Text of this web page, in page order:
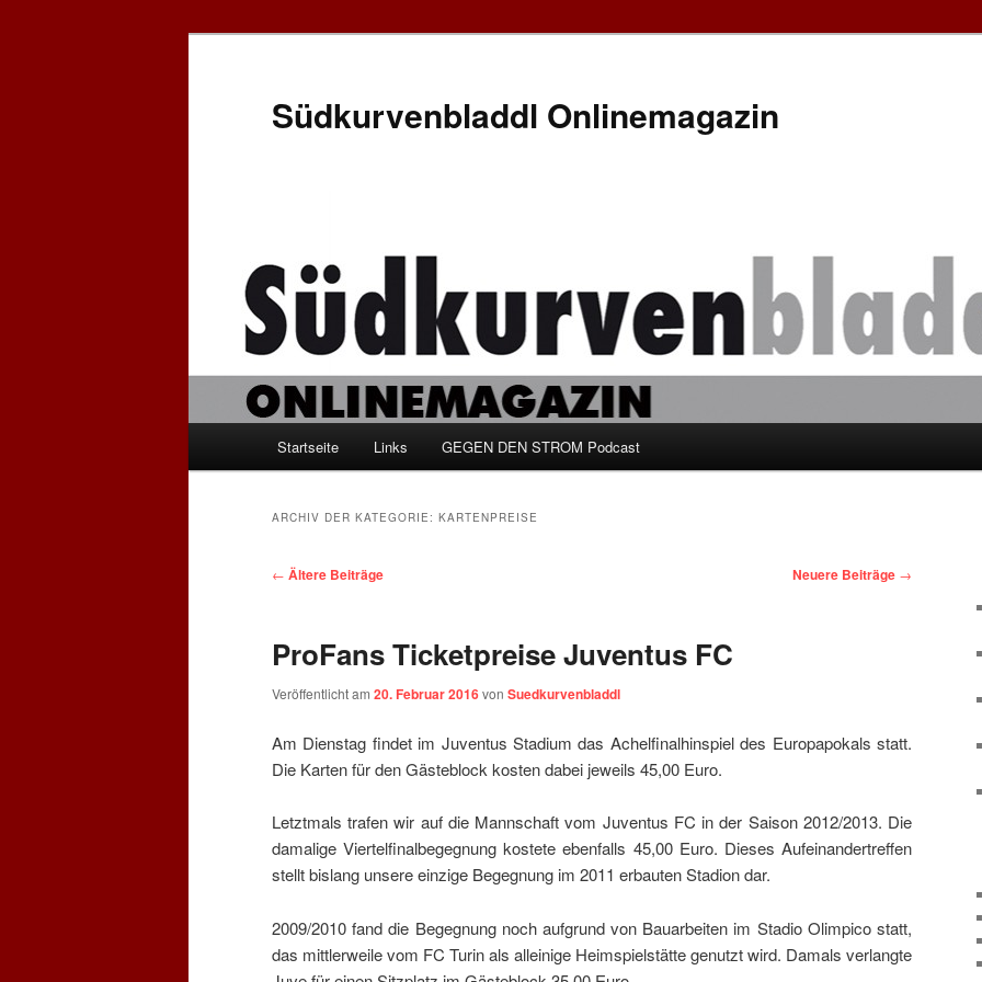
Südkurvenbladdl Onlinemagazin
Startseite Links GEGEN DEN STROM Podcast
ARCHIV DER KATEGORIE: KARTENPREISE
Beitragsnavigation
← Ältere Beiträge Neuere Beiträge →
ProFans Ticketpreise Juventus FC
Veröffentlicht am 20. Februar 2016von Suedkurvenbladdl
Am Dienstag findet im Juventus Stadium das Achelfinalhinspiel des Europapokals statt.
Die Karten für den Gästeblock kosten dabei jeweils 45,00 Euro.
Letztmals trafen wir auf die Mannschaft vom Juventus FC in der Saison 2012/2013. Die
damalige Viertelfinalbegegnung kostete ebenfalls 45,00 Euro. Dieses Aufeinandertreffen
stellt bislang unsere einzige Begegnung im 2011 erbauten Stadion dar.
2009/2010 fand die Begegnung noch aufgrund von Bauarbeiten im Stadio Olimpico statt,
das mittlerweile vom FC Turin als alleinige Heimspielstätte genutzt wird. Damals verlangte